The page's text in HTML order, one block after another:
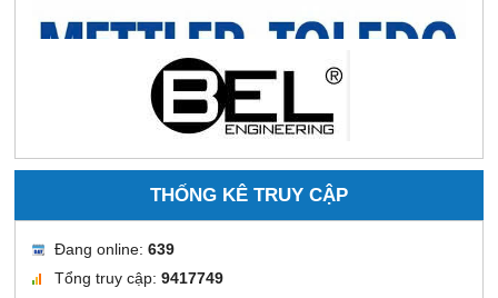
THỐNG KÊ TRUY CẬP
Đang online:639
Tổng truy cập:9417749